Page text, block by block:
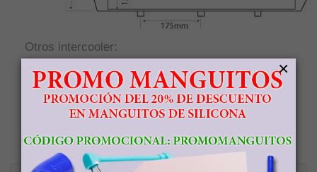
Otros intercooler:
Intercooler frontal FMIC Universal 700x180x65
Intercooler frontal FMIC universal 780x300x76
Intercooler frontal FMIC Universal 790x300x76
Intercooler frontal FMIC universal 880x300x76
×